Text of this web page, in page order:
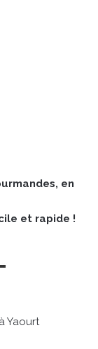
en
et rapide !
Yaourt